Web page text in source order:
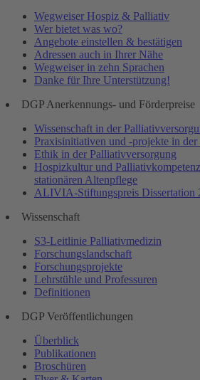
Wegweiser Hospiz & Palliativ
Wer bietet was wo?
Angebote einstellen & bestätigen
Adressen auch in Ihrer Nähe
Wegweiser in zehn Sprachen
Danke für Ihre Unterstützung!
DGP Anerkennungs- und Förderpreise
Wissenschaft in der
Praxisinitiativen und -projekte in
Ethik in der Palliativversorgung
Hospizkultur und
stationären Altenpflege
ALIVIA-Stiftungspreis Dissertation
Wissenschaft
S3-Leitlinie Palliativmedizin
Forschungslandschaft
Forschungsprojekte
Lehrstühle und Professuren
Definitionen
DGP Veröffentlichungen
Überblick
Publikationen
Broschüren